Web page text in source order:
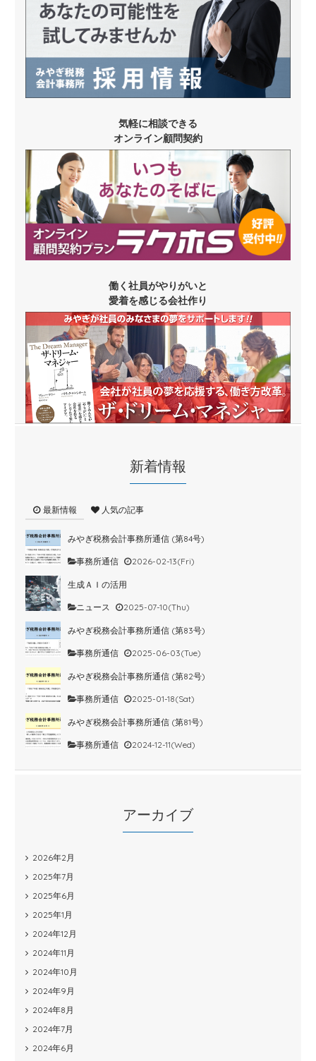
気軽に相談できる
オンライン顧問契約
働く社員がやりがいと
愛着を感じる会社作り
新着情報
最新情報 人気の記事
みやぎ税務会計事務所通信 (第84号)
事務所通信 2026-02-13(Fri)
生成ＡＩの活用
ニュース 2025-07-10(Thu)
みやぎ税務会計事務所通信 (第83号)
事務所通信 2025-06-03(Tue)
みやぎ税務会計事務所通信 (第82号)
事務所通信 2025-01-18(Sat)
みやぎ税務会計事務所通信 (第81号)
事務所通信 2024-12-11(Wed)
アーカイブ
2026年2月
2025年7月
2025年6月
2025年1月
2024年12月
2024年11月
2024年10月
2024年9月
2024年8月
2024年7月
2024年6月